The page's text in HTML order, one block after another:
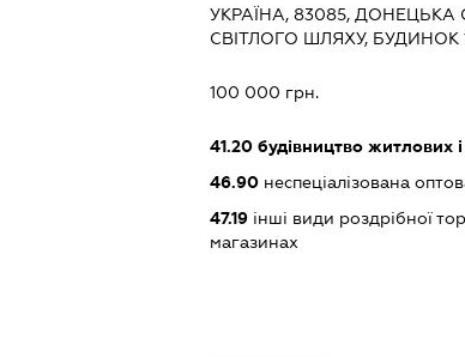
УКРАЇНА, 83085,
СВІТЛОГО ШЛЯХУ, БУДИНОК
100 000 грн.
41.20 будівництво житлових
46.90 неспеціалізована
47.19 інші види роздрібної
магазинах